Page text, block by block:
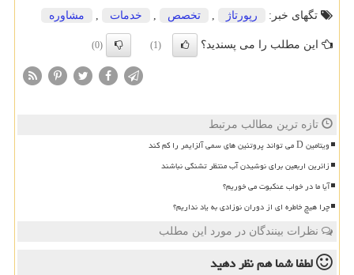
تگهای خبر:
رپورتاژ تخصص خدمات مشاوره
این مطلب را می پسندید؟ (1)
(0)
تازه ترین مطالب مرتبط
ویتامین D می تواند پروتئین های سمی آلزایمر را کم کند
زائرین اربعین برای نوشیدن آب منتظر تشنگی نباشند
آیا ما در خواب عنکبوت می خوریم؟
چرا هیچ خاطره ای از دوران نوزادی به یاد نداریم؟
نظرات بینندگان در مورد این مطلب
لطفا شما همنظر دهید